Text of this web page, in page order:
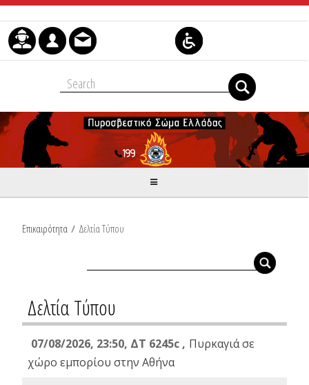
Μετάβαση στο περιεχόμενο
Επικαιρότητα / Δελτία Τύπου
Δελτία Τύπου
07/08/2026, 23:50, ΔΤ 6245c , Πυρκαγιά σε
χώρο εμπορίου στην Αθήνα